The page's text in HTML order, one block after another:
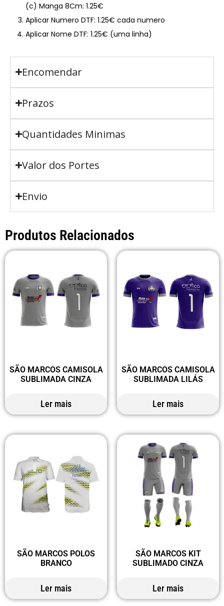
(c) Manga 8Cm: 1.25€
Aplicar Numero DTF: 1.25€ cada numero
Aplicar Nome DTF: 1.25€ (uma linha)
Encomendar
Prazos
Quantidades Minimas
Valor dos Portes
Envio
Produtos Relacionados
SÃO MARCOS CAMISOLA
SUBLIMADA CINZA
Ler mais
SÃO MARCOS CAMISOLA
SUBLIMADA LILÁS
Ler mais
SÃO MARCOS POLOS
BRANCO
Ler mais
SÃO MARCOS KIT
SUBLIMADO CINZA
Ler mais